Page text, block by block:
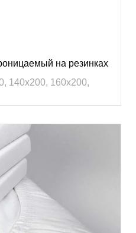
на резинках
140х200, 160х200,